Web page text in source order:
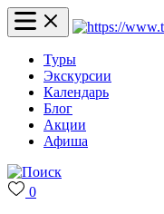
Туры
Экскурсии
Календарь
Блог
Акции
Афиша
0